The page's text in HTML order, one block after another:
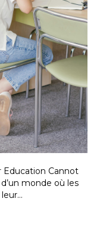
la guerre, des
de
Education Cannot
monde où les